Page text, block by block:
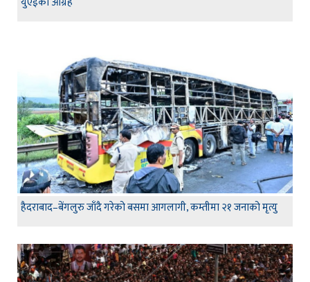
हैदराबाद–बेंगलुरु जाँदै गरेको बसमा आगलागी, कम्तीमा २१ जनाको मृत्यु